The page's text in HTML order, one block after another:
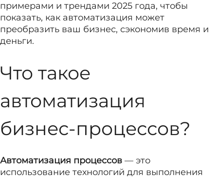
примерами и трендами 2025 года, чтобы
показать, как автоматизация может
преобразить ваш бизнес, сэкономив время и
деньги.
Что такое
автоматизация
бизнес-процессов?
Автоматизация процессов — это
использование технологий для выполнения